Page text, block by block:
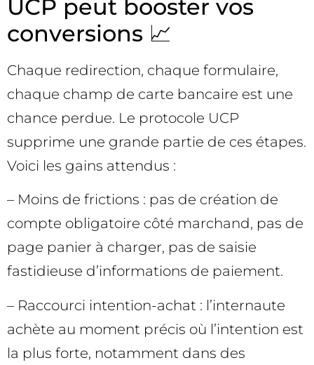
UCP peut booster vos
conversions 📈
Chaque redirection, chaque formulaire,
chaque champ de carte bancaire est une
chance perdue. Le protocole UCP
supprime une grande partie de ces étapes.
Voici les gains attendus :
– Moins de frictions : pas de création de
compte obligatoire côté marchand, pas de
page panier à charger, pas de saisie
fastidieuse d’informations de paiement.
– Raccourci intention-achat : l’internaute
achète au moment précis où l’intention est
la plus forte, notamment dans des